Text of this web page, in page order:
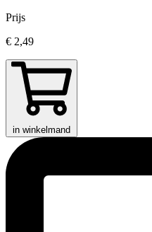
Prijs
€ 2,49
in winkelmand